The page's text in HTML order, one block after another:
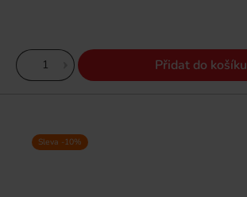
Přidat do košíku
Sleva -10%